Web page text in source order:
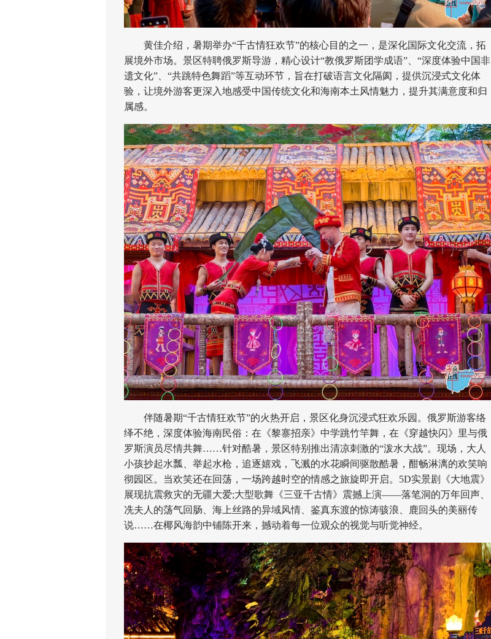
黄佳介绍，暑期举办“千古情狂欢节”的核心目的之一，是深化国际文化交流，拓
展境外市场。景区特聘俄罗斯导游，精心设计“教俄罗斯团学成语”、“深度体验中国非
遗文化”、“共跳特色舞蹈”等互动环节，旨在打破语言文化隔阂，提供沉浸式文化体
验，让境外游客更深入地感受中国传统文化和海南本土风情魅力，提升其满意度和归
属感。
伴随暑期“千古情狂欢节”的火热开启，景区化身沉浸式狂欢乐园。俄罗斯游客络
绎不绝，深度体验海南民俗：在《黎寨招亲》中学跳竹竿舞，在《穿越快闪》里与俄
罗斯演员尽情共舞……针对酷暑，景区特别推出清凉刺激的“泼水大战”。现场，大人
小孩抄起水瓢、举起水枪，追逐嬉戏，飞溅的水花瞬间驱散酷暑，酣畅淋漓的欢笑响
彻园区。当欢笑还在回荡，一场跨越时空的情感之旅旋即开启。5D实景剧《大地震》
展现抗震救灾的无疆大爱;大型歌舞《三亚千古情》震撼上演——落笔洞的万年回声、
冼夫人的荡气回肠、海上丝路的异域风情、鉴真东渡的惊涛骇浪、鹿回头的美丽传
说……在椰风海韵中铺陈开来，撼动着每一位观众的视觉与听觉神经。